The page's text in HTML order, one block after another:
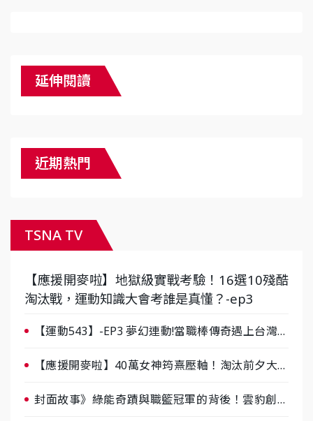
延伸閱讀
近期熱門
TSNA TV
【應援開麥啦】地獄級實戰考驗！16選10殘酷
淘汰戰，運動知識大會考誰是真懂？-ep3
【運動543】-EP3 夢幻連動!當職棒傳奇遇上台灣女
【應援開麥啦】40萬女神筠熹壓軸！淘汰前夕大混
封面故事》綠能奇蹟與職籃冠軍的背後！雲豹創辦